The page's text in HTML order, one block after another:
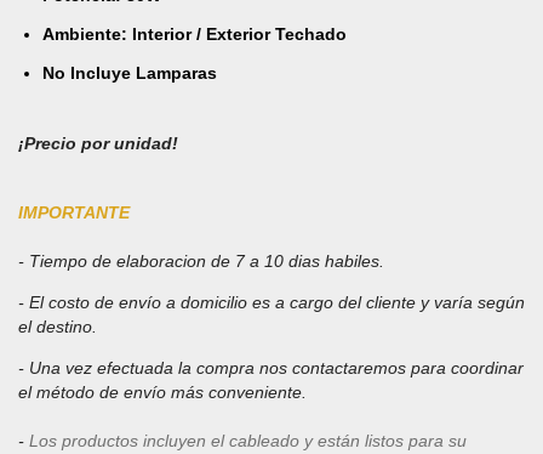
Ambiente: Interior / Exterior Techado
No Incluye Lamparas
¡Precio por unidad!
IMPORTANTE
- Tiempo de elaboracion de 7 a 10 dias habiles.
- El costo de envío a domicilio es a cargo del cliente y varía según
el destino.
- Una vez efectuada la compra nos contactaremos para coordinar
el método de envío más conveniente.
- Los productos incluyen el cableado y están listos para su